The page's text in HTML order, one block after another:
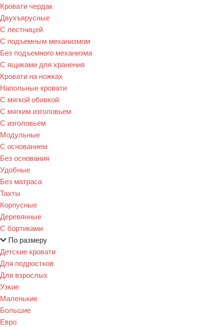
Кровати чердак
Двухъярусные
С лестницей
С подъемным механизмом
Без подъемного механизма
С ящиками для хранения
Кровати на ножках
Напольные кровати
С мягкой обивкой
С мягким изголовьем
С изголовьем
Модульные
С основанием
Без основания
Удобные
Без матраса
Тахты
Корпусные
Деревянные
С бортиками
По размеру
Детские кровати
Для подростков
Для взрослых
Узкие
Маленькие
Большие
Евро